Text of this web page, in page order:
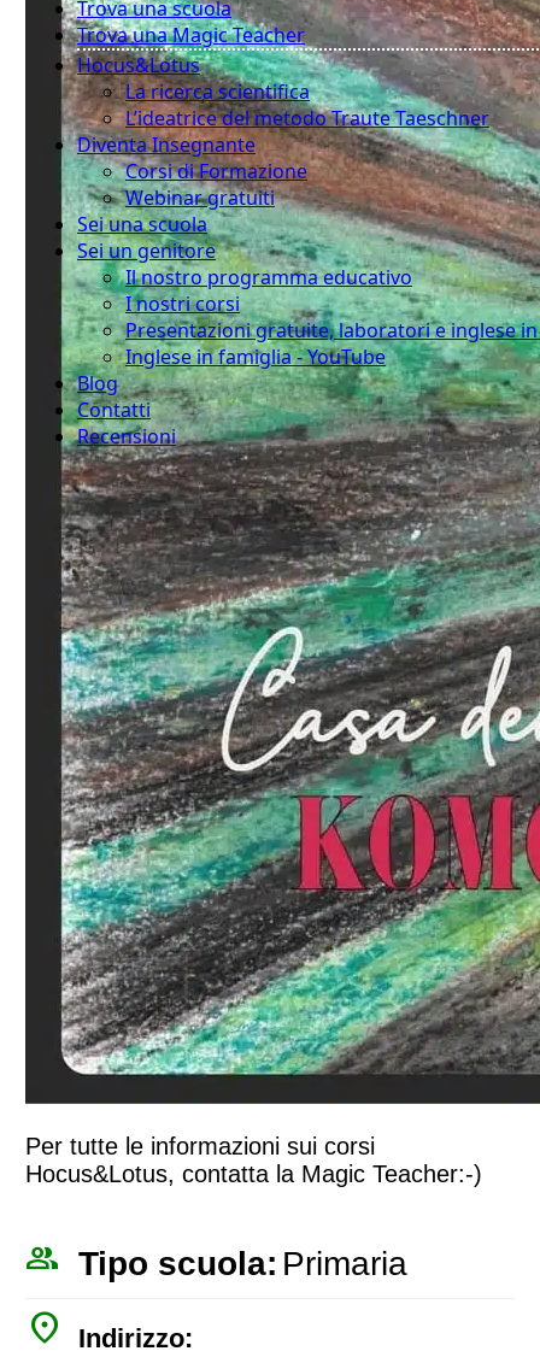
Trova una scuola
Trova una Magic Teacher
Hocus&Lotus
La ricerca scientifica
L’ideatrice del metodo Traute Taeschner
Diventa Insegnante
Corsi di Formazione
Webinar gratuiti
Sei una scuola
Sei un genitore
Il nostro programma educativo
I nostri corsi
Presentazioni gratuite, laboratori e inglese in
Inglese in famiglia - YouTube
Blog
Contatti
Recensioni
Per tutte le informazioni sui corsi
Hocus&Lotus, contatta la Magic Teacher:-)
people_outline Tipo scuola: Primaria
place
Indirizzo: